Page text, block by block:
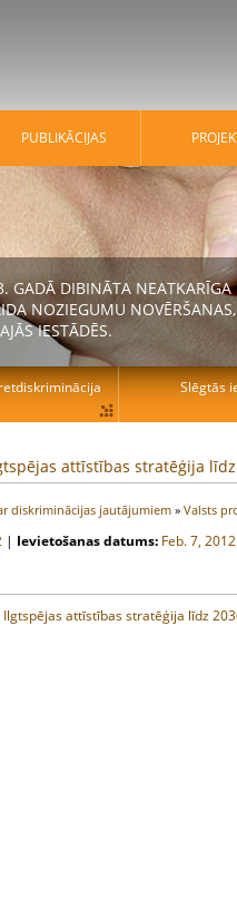
attīstības stratēģija
diskriminācijas jautājumiem » Valsts
| Ievietošanas datums: Feb. 7, 2012
Ilgtspējas attīstības stratēģija līdz
PUBLIKĀCIJAS
GADĀ DIBINĀTA
NOZIEGUMU
IESTĀDĒS.
Slēgtās